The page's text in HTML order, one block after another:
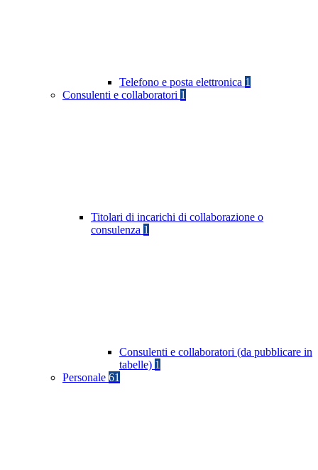
Telefono e posta elettronica 1
Consulenti e collaboratori 1
Titolari di incarichi di collaborazione o
consulenza 1
Consulenti e collaboratori (da pubblicare in
tabelle) 1
Personale 61